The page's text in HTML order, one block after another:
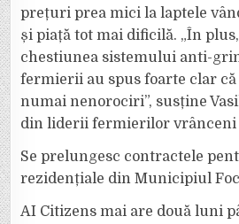
prețuri prea mici la laptele
și piață tot mai dificilă. „În
chestiunea sistemului anti-
fermierii au spus foarte clar că
numai nenorociri”, susține
din liderii fermierilor vrânceni
Se prelungesc contractele
rezidențiale din Municipiul
AI Citizens mai are două luni